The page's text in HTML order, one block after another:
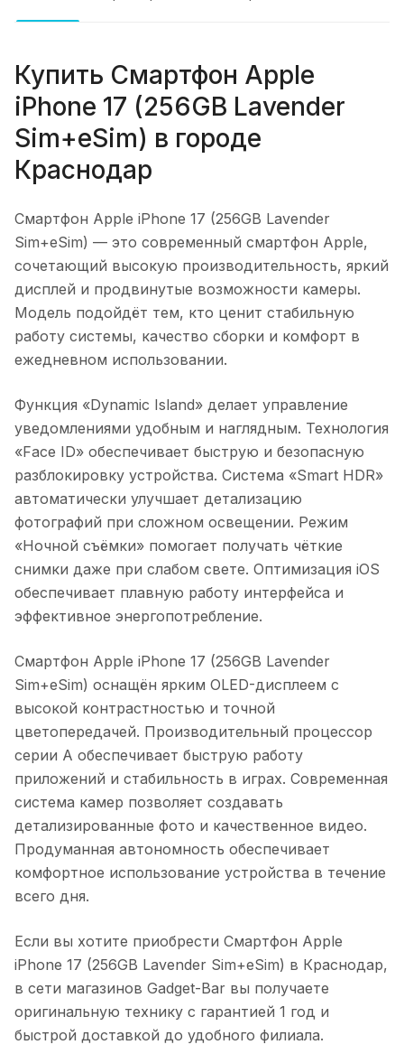
Купить Смартфон Apple
iPhone 17 (256GB Lavender
Sim+eSim) в городе
Краснодар
Смартфон Apple iPhone 17 (256GB Lavender
Sim+eSim) — это современный смартфон Apple,
сочетающий высокую производительность, яркий
дисплей и продвинутые возможности камеры.
Модель подойдёт тем, кто ценит стабильную
работу системы, качество сборки и комфорт в
ежедневном использовании.
Функция «Dynamic Island» делает управление
уведомлениями удобным и наглядным. Технология
«Face ID» обеспечивает быструю и безопасную
разблокировку устройства. Система «Smart HDR»
автоматически улучшает детализацию
фотографий при сложном освещении. Режим
«Ночной съёмки» помогает получать чёткие
снимки даже при слабом свете. Оптимизация iOS
обеспечивает плавную работу интерфейса и
эффективное энергопотребление.
Смартфон Apple iPhone 17 (256GB Lavender
Sim+eSim) оснащён ярким OLED-дисплеем с
высокой контрастностью и точной
цветопередачей. Производительный процессор
серии A обеспечивает быструю работу
приложений и стабильность в играх. Современная
система камер позволяет создавать
детализированные фото и качественное видео.
Продуманная автономность обеспечивает
комфортное использование устройства в течение
всего дня.
Если вы хотите приобрести Смартфон Apple
iPhone 17 (256GB Lavender Sim+eSim) в Краснодар,
в сети магазинов Gadget-Bar вы получаете
оригинальную технику с гарантией 1 год и
быстрой доставкой до удобного филиала.